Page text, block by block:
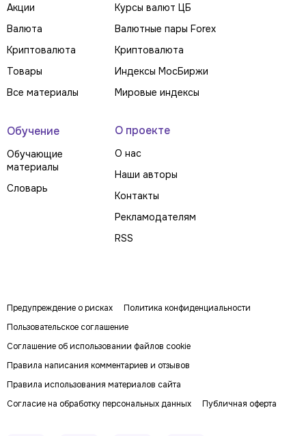
Акции
Валюта
Криптовалюта
Товары
Все материалы
Курсы валют ЦБ
Валютные пары Forex
Криптовалюта
Индексы МосБиржи
Мировые индексы
Обучение
Обучающие
материалы
Словарь
О проекте
О нас
Наши авторы
Контакты
Рекламодателям
RSS
Предупреждение о рисках
Политика конфиденциальности
Пользовательское соглашение
Соглашение об использовании файлов cookie
Правила написания комментариев и отзывов
Правила использования материалов сайта
Согласие на обработку персональных данных
Публичная оферта